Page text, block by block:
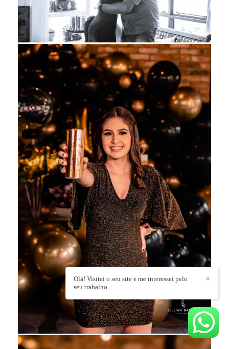
✕
Olá! Visitei o seu site e me interessei pelo
seu trabalho.